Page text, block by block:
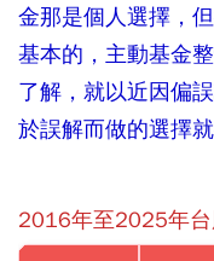
金那是個人選擇，
基本的，主動基金
了解，就以近因偏
於誤解而做的選擇就
2016年至2025年